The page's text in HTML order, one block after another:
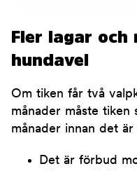
Fler lagar och
hundavel
Om tiken får två
månader måste tiken
månader innan det
Det är förbud